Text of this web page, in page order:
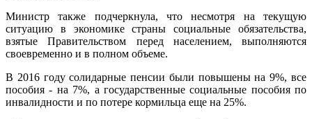
Министр также подчеркнула, что несмотря на текущую
ситуацию в экономике страны социальные обязательства,
взятые Правительством перед населением, выполняются
своевременно и в полном объеме.
В 2016 году солидарные пенсии были повышены на 9%, все
пособия - на 7%, а государственные социальные пособия по
инвалидности и по потере кормильца еще на 25%.